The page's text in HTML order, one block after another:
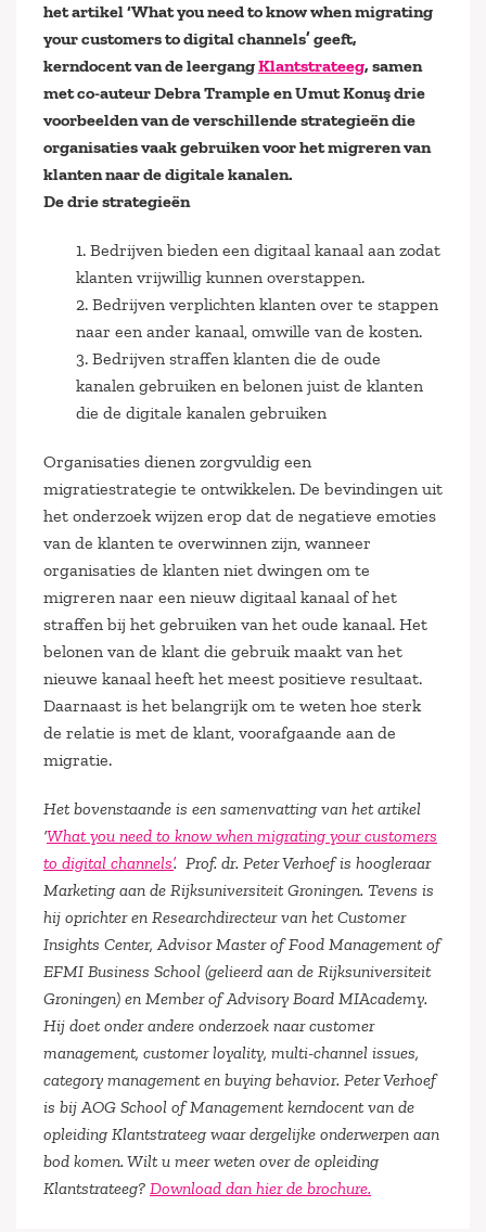
het artikel ‘What you need to know when migrating
your customers to digital channels’ geeft,
kerndocent van de leergangKlantstrateeg, samen
met co-auteur Debra Trample en Umut Konuş drie
voorbeelden van de verschillende strategieën die
organisaties vaak gebruiken voor het migreren van
klanten naar de digitale kanalen.
De drie strategieën
1. Bedrijven bieden een digitaal kanaal aan zodat
klanten vrijwillig kunnen overstappen.
2. Bedrijven verplichten klanten over te stappen
naar een ander kanaal, omwille van de kosten.
3. Bedrijven straffen klanten die de oude
kanalen gebruiken en belonen juist de klanten
die de digitale kanalen gebruiken
Organisaties dienen zorgvuldig een
migratiestrategie te ontwikkelen. De bevindingen uit
het onderzoek wijzen erop dat de negatieve emoties
van de klanten te overwinnen zijn, wanneer
organisaties de klanten niet dwingen om te
migreren naar een nieuw digitaal kanaal of het
straffen bij het gebruiken van het oude kanaal. Het
belonen van de klant die gebruik maakt van het
nieuwe kanaal heeft het meest positieve resultaat.
Daarnaast is het belangrijk om te weten hoe sterk
de relatie is met de klant, voorafgaande aan de
migratie.
Het bovenstaande is een samenvatting van het artikel
‘What you need to know when migrating your customers
to digital channels’. Prof. dr. Peter Verhoef is hoogleraar
Marketing aan de Rijksuniversiteit Groningen. Tevens is
hij oprichter en Researchdirecteur van het Customer
Insights Center, Advisor Master of Food Management of
EFMI Business School (gelieerd aan de Rijksuniversiteit
Groningen) en Member of Advisory Board MIAcademy.
Hij doet onder andere onderzoek naar customer
management, customer loyality, multi-channel issues,
category management en buying behavior. Peter Verhoef
is bij AOG School of Management kerndocent van de
opleiding Klantstrateeg waar dergelijke onderwerpen aan
bod komen. Wilt u meer weten over de opleiding
Klantstrateeg? Download dan hier de brochure.